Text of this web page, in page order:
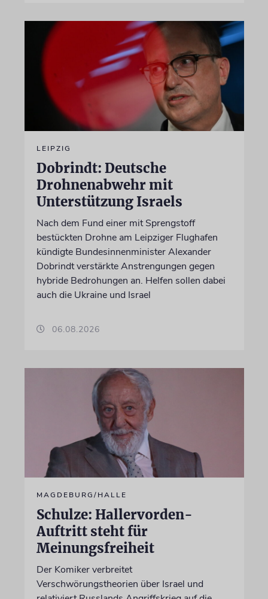
LEIPZIG
Dobrindt: Deutsche
Drohnenabwehr mit
Unterstützung Israels
Nach dem Fund einer mit Sprengstoff
bestückten Drohne am Leipziger Flughafen
kündigte Bundesinnenminister Alexander
Dobrindt verstärkte Anstrengungen gegen
hybride Bedrohungen an. Helfen sollen dabei
auch die Ukraine und Israel
06.08.2026
MAGDEBURG/HALLE
Schulze: Hallervorden-
Auftritt steht für
Meinungsfreiheit
Der Komiker verbreitet
Verschwörungstheorien über Israel und